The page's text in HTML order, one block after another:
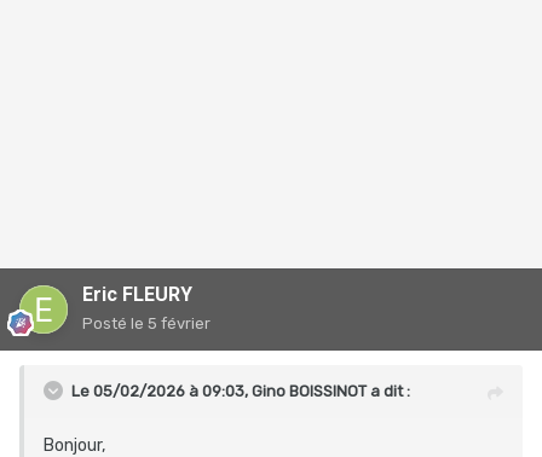
Eric FLEURY
Posté le 5 février
Le 05/02/2026 à 09:03, Gino BOISSINOTa dit :
Bonjour,